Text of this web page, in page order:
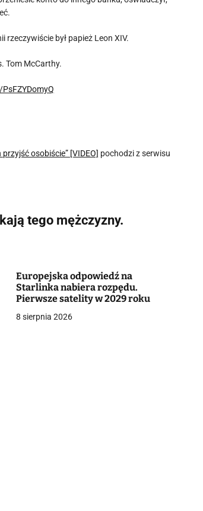
rzeczywiście był papież Leon XIV.
Tom McCarthy.
osobiście” [VIDEO] pochodzi z serwisu
tego mężczyzny.
Europejska odpowiedź na
Starlinka nabiera rozpędu.
Pierwsze satelity w 2029 roku
8 sierpnia 2026